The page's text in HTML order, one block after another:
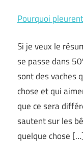
Pourquoi
Si je veux le
se passe dans
sont des vaches
chose et qui
que ce sera
sautent sur les
quelque chose